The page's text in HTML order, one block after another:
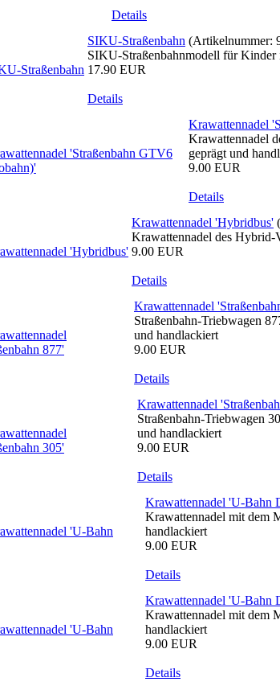
Details
SIKU-Straßenbahn (Artikelnummer:
SIKU-Straßenbahnmodell für
17.90 EUR
Details
Krawattennadel
Krawattennadel
geprägt und
9.00 EUR
Details
Krawattennadel 'Hybridbus'
Krawattennadel des Hybrid-
9.00 EUR
Details
Krawattennadel
Straßenbahn-Triebwagen
und handlackiert
9.00 EUR
Details
Krawattennadel
Straßenbahn-Triebwagen
und handlackiert
9.00 EUR
Details
Krawattennadel 'U-Bahn
Krawattennadel mit dem
handlackiert
9.00 EUR
Details
Krawattennadel 'U-Bahn
Krawattennadel mit dem
handlackiert
9.00 EUR
Details